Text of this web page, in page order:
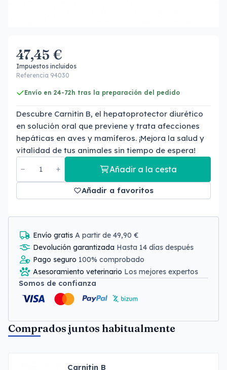
47,45 €
Impuestos incluidos
Referencia 94030
Envío en 24-72h tras la preparación del pedido
Descubre Carnitin B, el hepatoprotector diurético
en solución oral que previene y trata afecciones
hepáticas en aves y mamíferos. ¡Mejora la salud y
vitalidad de tus animales sin tiempo de espera!
Añadir a la cesta
Añadir a favoritos
Envío gratis A partir de 49,90 €
Devolución garantizada Hasta 14 días después
Pago seguro 100% comprobado
Asesoramiento veterinario Los mejores expertos
Somos de confianza
Comprados juntos habitualmente
Carnitin B